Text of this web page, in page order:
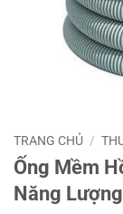
TRANG CHỦ /
Ống Mềm
Năng